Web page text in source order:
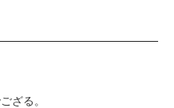
ざる。